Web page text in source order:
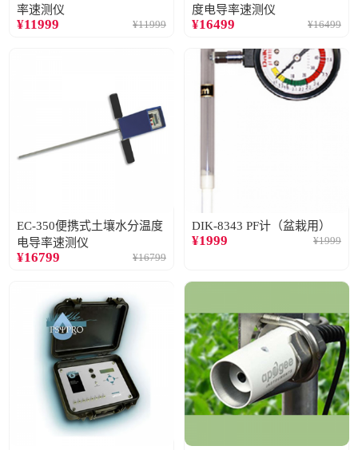
率速测仪
¥11999 ¥11999
度电导率速测仪
¥16499 ¥16499
EC-350便携式土壤水分温度
电导率速测仪
¥16799 ¥16799
DIK-8343 PF计（盆栽用）
¥1999 ¥1999